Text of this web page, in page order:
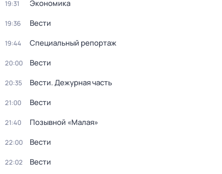
19:31 Экономика
19:36 Вести
19:44 Специальный репортаж
20:00 Вести
20:35 Вести. Дежурная часть
21:00 Вести
21:40 Позывной «Малая»
22:00 Вести
22:02 Вести